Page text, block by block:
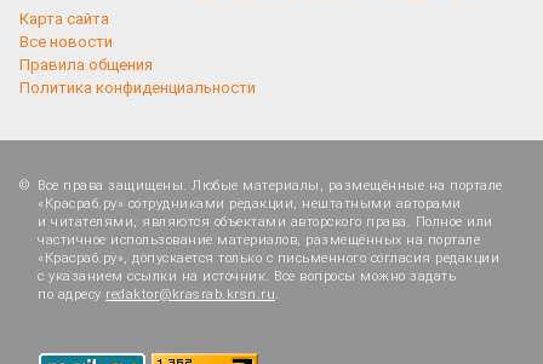
Карта сайта
Все новости
Правила общения
Политика конфиденциальности
Все права защищены. Любые материалы, размещённые на портале
«Красраб.ру» сотрудниками редакции, нештатными авторами
и читателями, являются объектами авторского права. Полное или
частичное использование материалов, размещённых на портале
«Красраб.ру», допускается только с письменного согласия редакции
с указанием ссылки на источник. Все вопросы можно задать
по адресу redaktor@krasrab.krsn.ru.